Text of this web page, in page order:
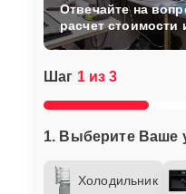
Шаг 1 из 3
1. Выберите Ваше
Холодильник
Отвечайте на
расчет стоимости